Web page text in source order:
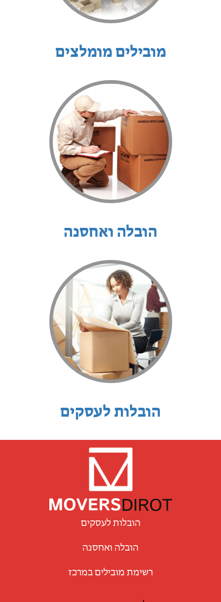
מובילים מומלצים
הובלה ואחסנה
הובלות לעסקים
הובלות לעסקים
הובלה ואחסנה
רשימת מובילים במרכז